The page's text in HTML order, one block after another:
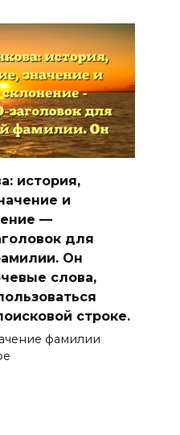
история,
и
—
для
Он
слова,
строке.
фамилии